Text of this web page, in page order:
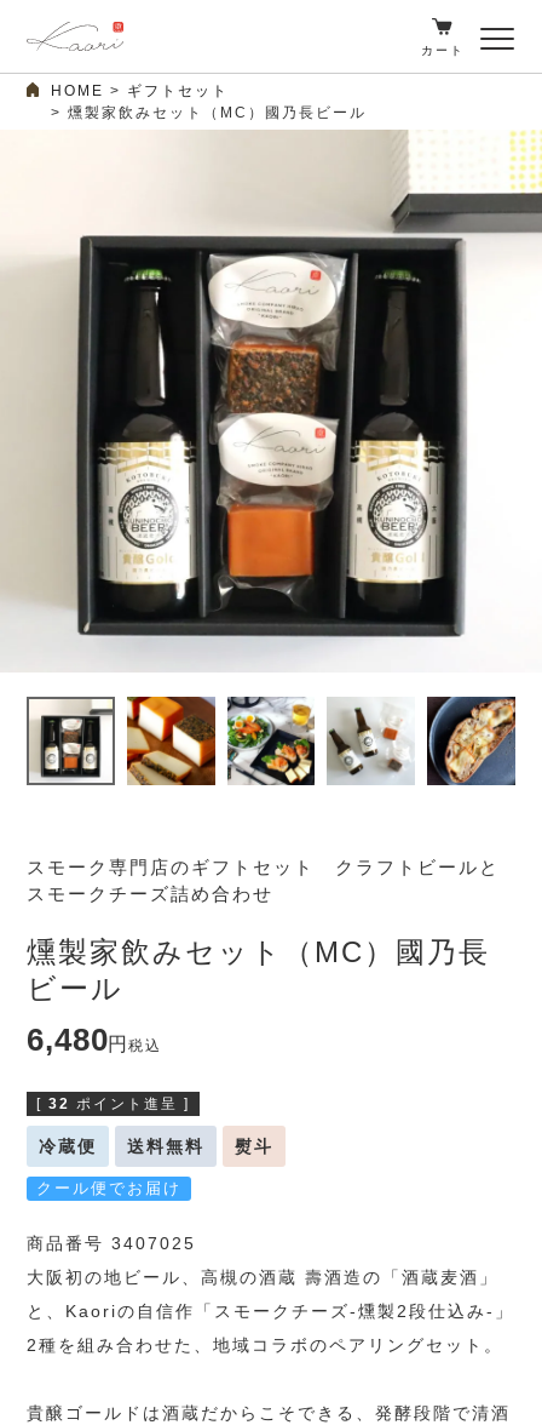
カート
HOME
ギフトセット
燻製家飲みセット（MC）國乃長ビール
スモーク専門店のギフトセット クラフトビールと
スモークチーズ詰め合わせ
燻製家飲みセット（MC）國乃長
ビール
6,480 税込
[ 32 ポイント進呈 ]
冷蔵便 送料無料 熨斗
クール便でお届け
商品番号 3407025
大阪初の地ビール、高槻の酒蔵 壽酒造の「酒蔵麦酒」
と、Kaoriの自信作「スモークチーズ-燻製2段仕込み-」
2種を組み合わせた、地域コラボのペアリングセット。
貴醸ゴールドは酒蔵だからこそできる、発酵段階で清酒